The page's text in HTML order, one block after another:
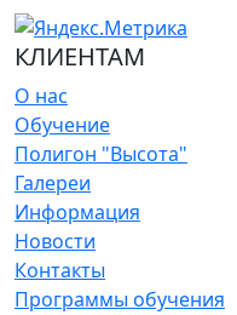
КЛИЕНТАМ
О нас
Обучение
Полигон "Высота"
Галереи
Информация
Новости
Контакты
Программы обучения